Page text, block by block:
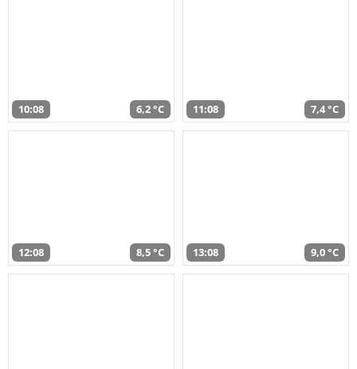
10:08 6,2 °C 11:08 7,4 °C
12:08 8,5 °C 13:08 9,0 °C